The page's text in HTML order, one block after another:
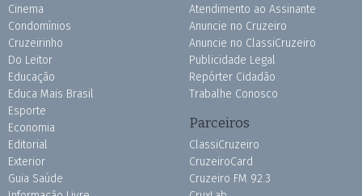
Cinema
Condomínios
Cruzeirinho
Do Leitor
Educação
Educa Mais Brasil
Esporte
Economia
Editorial
Exterior
Guia Saúde
Atendimento ao Assinante
Anuncie no Cruzeiro
Anuncie no ClassiCruzeiro
Publicidade Legal
Repórter Cidadão
Trabalhe Conosco
Parceiros
ClassiCruzeiro
CruzeiroCard
Cruzeiro FM 92.3